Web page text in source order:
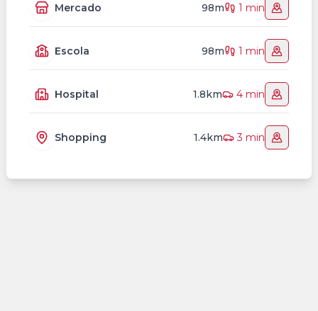
Mercado 98m 1 min
Escola 98m 1 min
Hospital 1.8km 4 min
Shopping 1.4km 3 min